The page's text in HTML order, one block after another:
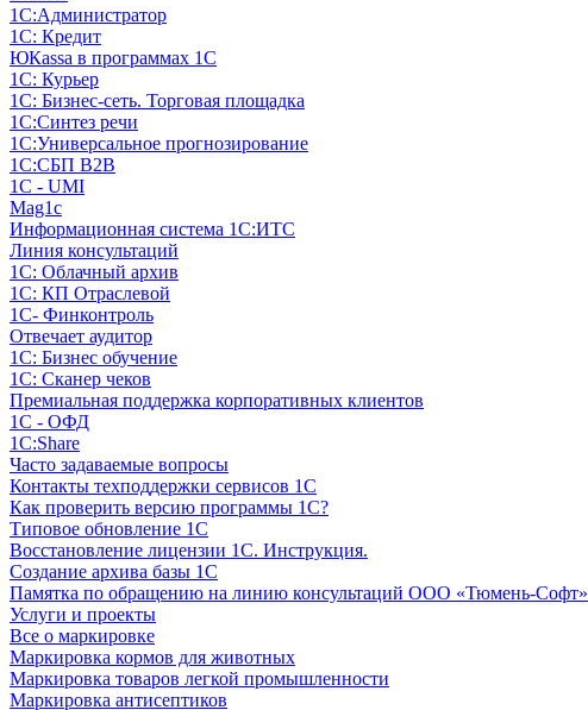
1С:Администратор
1С: Кредит
ЮКаssа в программах 1С
1С: Курьер
1С: Бизнес-сеть. Торговая площадка
1С:Синтез речи
1С:Универсальное прогнозирование
1С:СБП B2B
1C - UMI
Mag1c
Информационная система 1С:ИТС
Линия консультаций
1С: Облачный архив
1С: КП Отраслевой
1С- Финконтроль
Отвечает аудитор
1С: Бизнес обучение
1С: Сканер чеков
Премиальная поддержка корпоративных клиентов
1С - ОФД
1С:Share
Часто задаваемые вопросы
Контакты техподдержки сервисов 1С
Как проверить версию программы 1С?
Типовое обновление 1С
Восстановление лицензии 1С. Инструкция.
Создание архива базы 1С
Памятка по обращению на линию консультаций ООО «Тюмень-Софт»
Услуги и проекты
Все о маркировке
Маркировка кормов для животных
Маркировка товаров легкой промышленности
Маркировка антисептиков